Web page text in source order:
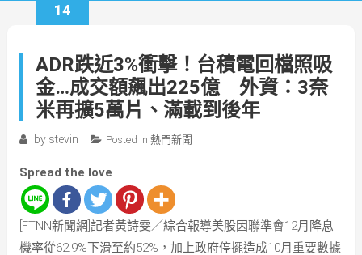
14
ADR跌近3%衝擊！台積電回檔照吸
金…成交額飆出225億 外資：3奈
米再擴5萬片、滿載到後年
by stevin Posted in 熱門新聞
Spread the love
[FTNN新聞網]記者黃詩雯／綜合報導美股因聯準會12月降息
機率從62.9%下滑至約52%，加上政府停擺造成10月重要數據